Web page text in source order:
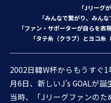
「Jリーグ
「みんなで繋がり、みん
「ファン・サポーターが自らを表
「タテ糸（クラブ）とヨコ糸
2002日韓W杯からもうすぐ
月6日、新しいJ's GOALが誕
当時、「Jリーグファンの